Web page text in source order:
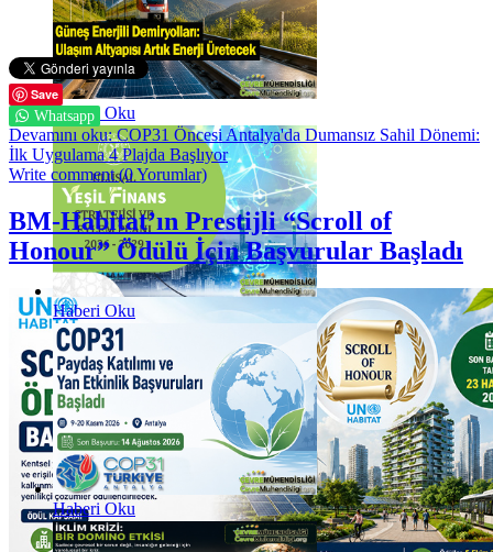
Haberi Oku
Haberi Oku
Haberi Oku
Save
Whatsapp
Devamını oku: COP31 Öncesi Antalya'da Dumansız Sahil Dönemi:
İlk Uygulama 4 Plajda Başlıyor
Write comment (0 Yorumlar)
BM-Habitat’ın Prestijli “Scroll of
Honour” Ödülü İçin Başvurular Başladı